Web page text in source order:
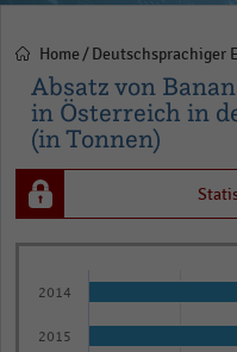
Pfadnavigation
Home Deutschsprachiger
Absatz von
in Österreich in
(in Tonnen)
chart
11
graphic.
2014
2015